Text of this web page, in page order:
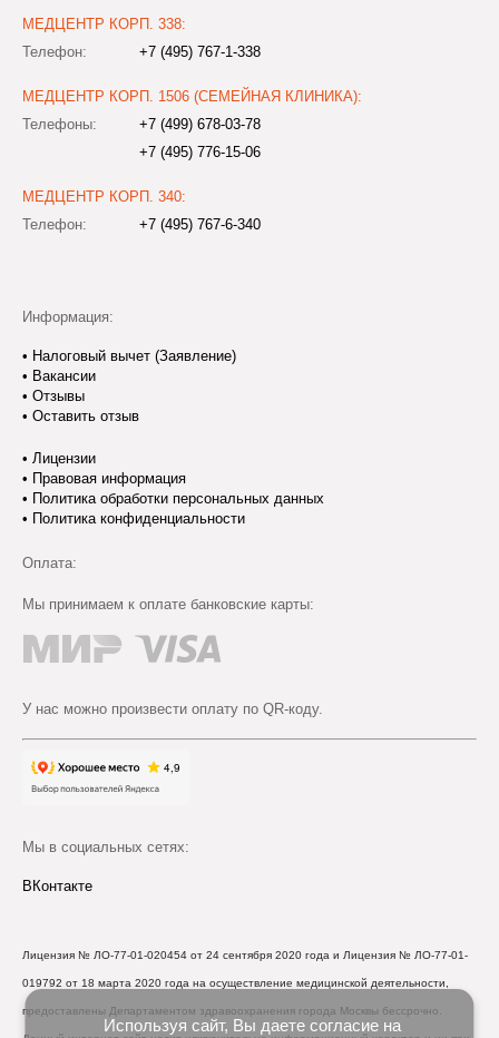
МЕДЦЕНТР КОРП. 338:
Телефон:
+7 (495) 767-1-338
МЕДЦЕНТР КОРП. 1506 (СЕМЕЙНАЯ КЛИНИКА):
Телефоны:
+7 (499) 678-03-78
+7 (495) 776-15-06
МЕДЦЕНТР КОРП. 340:
Телефон:
+7 (495) 767-6-340
Информация:
• Налоговый вычет (Заявление)
• Вакансии
• Отзывы
• Оставить отзыв
• Лицензии
• Правовая информация
• Политика обработки персональных данных
• Политика конфиденциальности
Оплата:
Мы принимаем к оплате банковские карты:
У нас можно произвести оплату по QR-коду.
Мы в социальных сетях:
ВКонтакте
Лицензия № ЛО-77-01-020454 от 24 сентября 2020 года и Лицензия № ЛО-77-01-
019792 от 18 марта 2020 года на осуществление медицинской деятельности,
предоставлены Департаментом здравоохранения города Москвы бессрочно.
Используя сайт, Вы даете согласие на